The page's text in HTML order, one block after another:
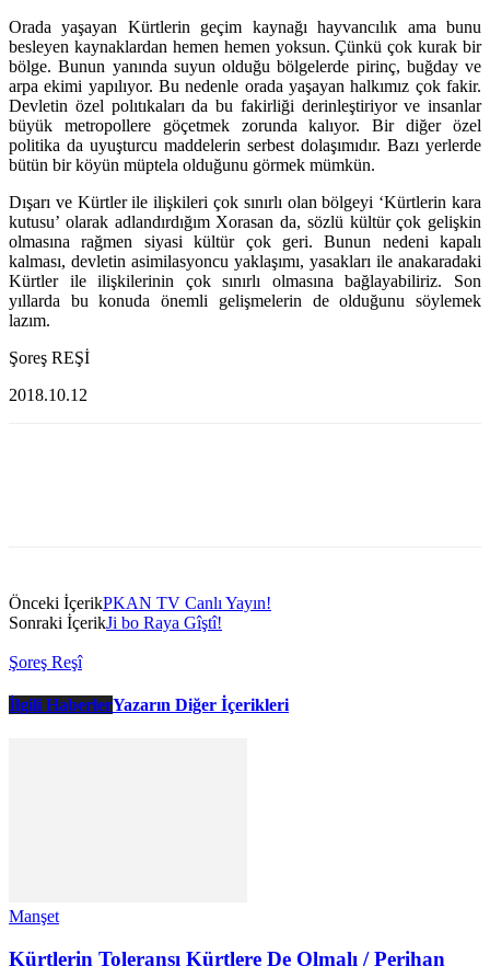
Orada yaşayan Kürtlerin geçim kaynağı hayvancılık ama bunu
besleyen kaynaklardan hemen hemen yoksun. Çünkü çok kurak bir
bölge. Bunun yanında suyun olduğu bölgelerde pirinç, buğday ve
arpa ekimi yapılıyor. Bu nedenle orada yaşayan halkımız çok fakir.
Devletin özel polıtıkaları da bu fakirliği derinleştiriyor ve insanlar
büyük metropollere göçetmek zorunda kalıyor. Bir diğer özel
politika da uyuşturcu maddelerin serbest dolaşımıdır. Bazı yerlerde
bütün bir köyün müptela olduğunu görmek mümkün.
Dışarı ve Kürtler ile ilişkileri çok sınırlı olan bölgeyi ‘Kürtlerin kara
kutusu’ olarak adlandırdığım Xorasan da, sözlü kültür çok gelişkin
olmasına rağmen siyasi kültür çok geri. Bunun nedeni kapalı
kalması, devletin asimilasyoncu yaklaşımı, yasakları ile anakaradaki
Kürtler ile ilişkilerinin çok sınırlı olmasına bağlayabiliriz. Son
yıllarda bu konuda önemli gelişmelerin de olduğunu söylemek
lazım.
Şoreş REŞİ
2018.10.12
Önceki İçerikPKAN TV Canlı Yayın!
Sonraki İçerikJi bo Raya Gîştî!
Şoreş Reşî
İlgili HaberlerYazarın Diğer İçerikleri
Manşet
Kürtlerin Toleransı Kürtlere De Olmalı / Perihan